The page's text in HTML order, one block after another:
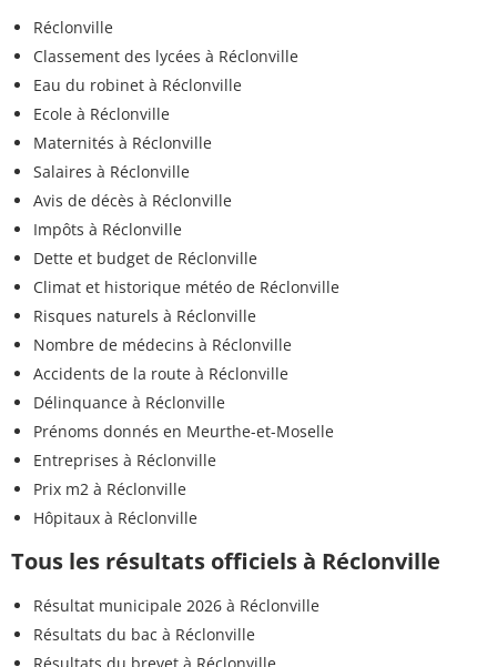
Réclonville
Classement des lycées à Réclonville
Eau du robinet à Réclonville
Ecole à Réclonville
Maternités à Réclonville
Salaires à Réclonville
Avis de décès à Réclonville
Impôts à Réclonville
Dette et budget de Réclonville
Climat et historique météo de Réclonville
Risques naturels à Réclonville
Nombre de médecins à Réclonville
Accidents de la route à Réclonville
Délinquance à Réclonville
Prénoms donnés en Meurthe-et-Moselle
Entreprises à Réclonville
Prix m2 à Réclonville
Hôpitaux à Réclonville
Tous les résultats officiels à Réclonville
Résultat municipale 2026 à Réclonville
Résultats du bac à Réclonville